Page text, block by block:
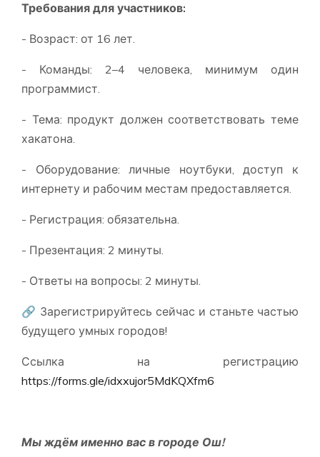
Требования для участников:
- Возраст: от 16 лет.
- Команды: 2–4 человека, минимум один
программист.
- Тема: продукт должен соответствовать теме
хакатона.
- Оборудование: личные ноутбуки, доступ к
интернету и рабочим местам предоставляется.
- Регистрация: обязательна.
- Презентация: 2 минуты.
- Ответы на вопросы: 2 минуты.
🔗 Зарегистрируйтесь сейчас и станьте частью
будущего умных городов!
Ссылка на регистрацию
https://forms.gle/idxxujor5MdKQXfm6
Мы ждём именно вас в городе Ош!